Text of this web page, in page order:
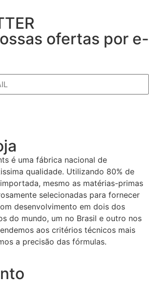
ofertas por e-
é uma fábrica nacional de
qualidade. Utilizando 80% de
mesmo as matérias-primas
selecionadas para fornecer
desenvolvimento em dois dos
do mundo, um no Brasil e outro nos
aos critérios técnicos mais
a precisão das fórmulas.